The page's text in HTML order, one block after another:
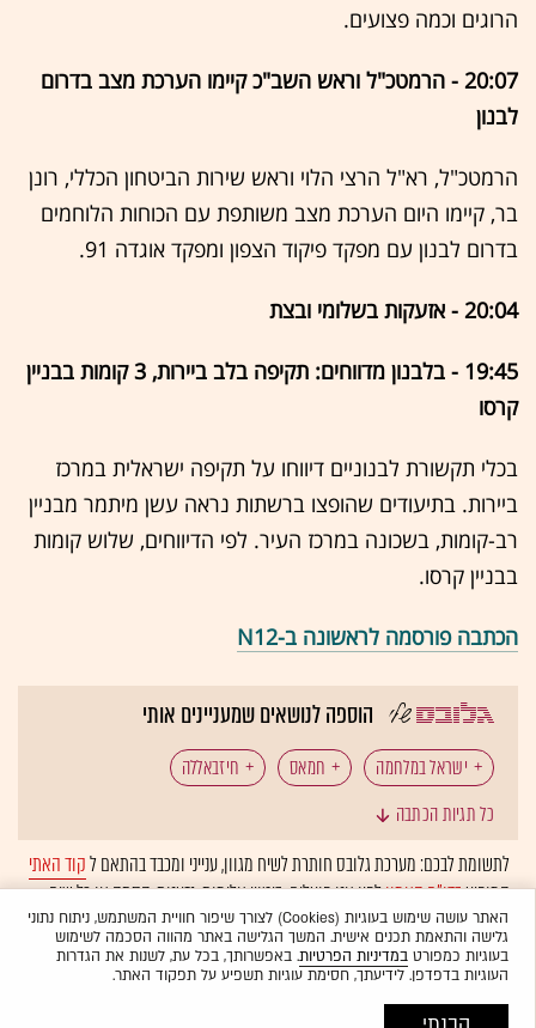
הרוגים וכמה פצועים.
20:07 - הרמטכ"ל וראש השב"כ קיימו הערכת מצב בדרום
לבנון
הרמטכ"ל, רא"ל הרצי הלוי וראש שירות הביטחון הכללי, רונן
בר, קיימו היום הערכת מצב משותפת עם הכוחות הלוחמים
בדרום לבנון עם מפקד פיקוד הצפון ומפקד אוגדה 91.
20:04 - אזעקות בשלומי ובצת
19:45 - בלבנון מדווחים: תקיפה בלב ביירות, 3 קומות בבניין
קרסו
בכלי תקשורת לבנוניים דיווחו על תקיפה ישראלית במרכז
ביירות. בתיעודים שהופצו ברשתות נראה עשן מיתמר מבניין
רב-קומות, בשכונה במרכז העיר. לפי הדיווחים, שלוש קומות
בבניין קרסו.
הכתבה פורסמה לראשונה ב-N12
הוספה לנושאים שמעניינים אותי
ישראל במלחמה חמאס חיזבאללה
כל תגיות הכתבה
לתשומת לבכם: מערכת גלובס חותרת לשיח מגוון, ענייני ומכבד בהתאם לקוד האתי
המופיעבדו"ח האמוןלפיו אנו פועלים. ביטויי אלימות, גזענות, הסתה או כל שיח
בלתי הולם אחר מסוננים בצורהאוטומטיתולא יפורסמו באתר.
האתר עושה שימוש בעוגיות (Cookies) לצורך שיפור חוויית המשתמש, ניתוח נתוני
גלישה והתאמת תכנים אישית. המשך הגלישה באתר מהווה הסכמה לשימוש
בעוגיות כמפורטבמדיניות הפרטיות. באפשרותך, בכל עת, לשנות את הגדרות
העוגיות בדפדפן. לידיעתך, חסימת עוגיות תשפיע על תפקוד האתר.